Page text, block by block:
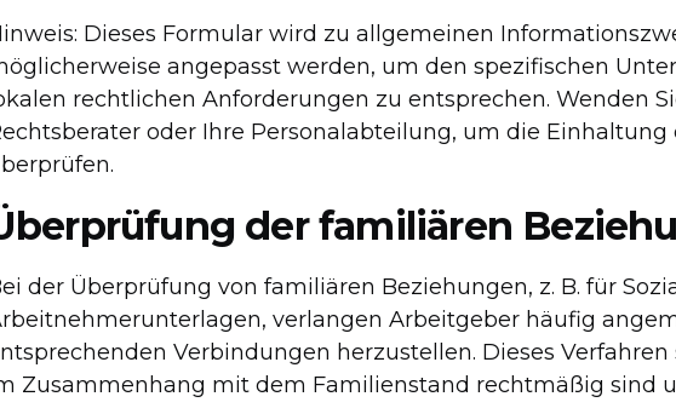
Dieses Formular wird zu allgemeinen
angepasst werden, um den spezifischen
rechtlichen Anforderungen zu entsprechen. Wenden
oder Ihre Personalabteilung, um die Einhaltung
der familiären
der Überprüfung von familiären Beziehungen, z. B. für
verlangen Arbeitgeber häufig
Verbindungen herzustellen. Dieses
Zusammenhang mit dem Familienstand rechtmäßig sind